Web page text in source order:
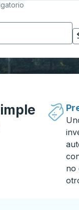
ciudad de origen
Haga clic para cambiar
no